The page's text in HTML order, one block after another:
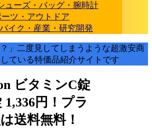
ューズ・バッグ・腕時計
ツ・アウトドア
イク・産業・研究開発
？」二度見してしまうような超激安商
ている特価品紹介サイトです
ビタミンC錠
1,336円！プラ
送料無料！